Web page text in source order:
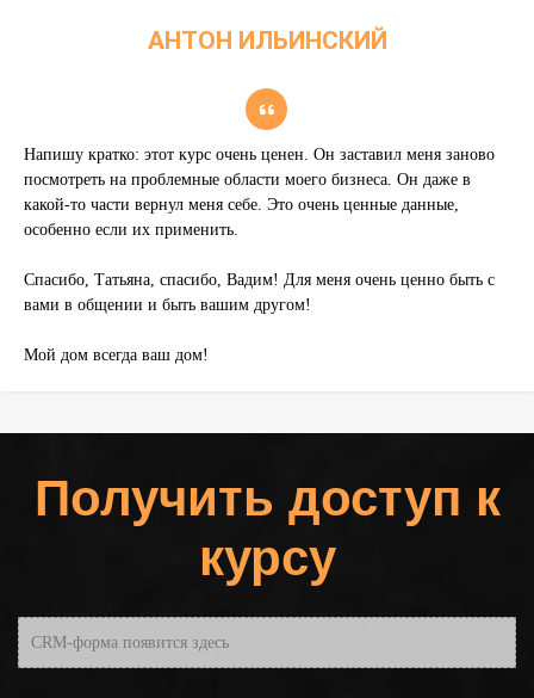
АНТОН ИЛЬИНСКИЙ
Напишу кратко: этот курс очень ценен. Он заставил меня заново
посмотреть на проблемные области моего бизнеса. Он даже в
какой-то части вернул меня себе. Это очень ценные данные,
особенно если их применить.
Спасибо, Татьяна, спасибо, Вадим! Для меня очень ценно быть с
вами в общении и быть вашим другом!
Мой дом всегда ваш дом!
Получить доступ к
курсу
CRM-форма появится здесь